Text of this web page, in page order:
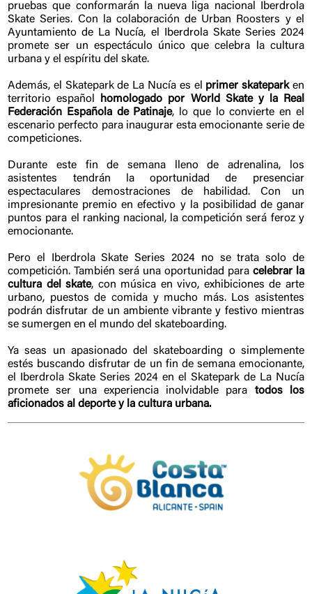
pruebas que conformarán la nueva liga nacional Iberdrola
Skate Series. Con la colaboración de Urban Roosters y el
Ayuntamiento de La Nucía, el Iberdrola Skate Series 2024
promete ser un espectáculo único que celebra la cultura
urbana y el espíritu del skate.
Además, el Skatepark de La Nucía es el primer skatepark en
territorio español
homologado por World Skate y la Real
Federación Española de Patinaje, lo que lo convierte en el
escenario perfecto para inaugurar esta emocionante serie de
competiciones.
Durante este fin de semana lleno de adrenalina, los
asistentes tendrán la oportunidad de presenciar
espectaculares demostraciones de habilidad. Con un
impresionante premio en efectivo y la posibilidad de ganar
puntos para el ranking nacional, la competición será feroz y
emocionante.
Pero el Iberdrola Skate Series 2024 no se trata solo de
competición. También será una oportunidad para celebrar la
cultura del skate, con música en vivo, exhibiciones de arte
urbano, puestos de comida y mucho más. Los asistentes
podrán disfrutar de un ambiente vibrante y festivo mientras
se sumergen en el mundo del skateboarding.
Ya seas un apasionado del skateboarding o simplemente
estés buscando disfrutar de un fin de semana emocionante,
el Iberdrola Skate Series 2024 en el Skatepark de La Nucía
promete ser una experiencia inolvidable para todos los
aficionados al deporte y la cultura urbana.